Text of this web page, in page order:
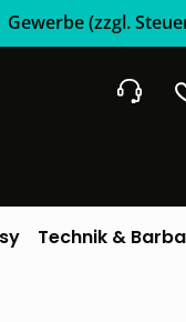
Gewerbe(zzgl.
Technik &